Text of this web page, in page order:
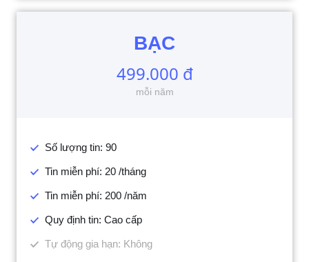
BẠC
499.000 đ
mỗi năm
Số lượng tin: 90
Tin miễn phí: 20 /tháng
Tin miễn phí: 200 /năm
Quy định tin: Cao cấp
Tự động gia hạn: Không